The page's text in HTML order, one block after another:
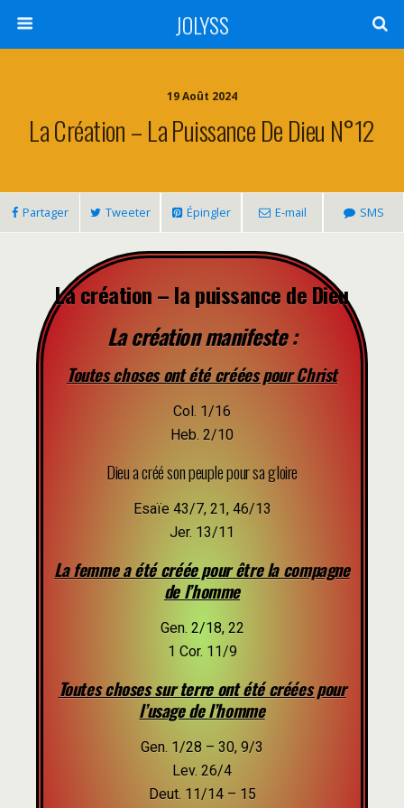
JOLYSS
19 Août 2024
La Création – La Puissance De Dieu N°12
Partager Tweeter Épingler E-mail SMS
La création – la puissance de Dieu
La création manifeste :
Toutes choses ont été créées pour Christ
Col. 1/16
Heb. 2/10
Dieu a créé son peuple pour sa gloire
Esaïe 43/7, 21, 46/13
Jer. 13/11
La femme a été créée pour être la compagne
de l’homme
Gen. 2/18, 22
1 Cor. 11/9
Toutes choses sur terre ont été créées pour
l’usage de l’homme
Gen. 1/28 – 30, 9/3
Lev. 26/4
Deut. 11/14 – 15